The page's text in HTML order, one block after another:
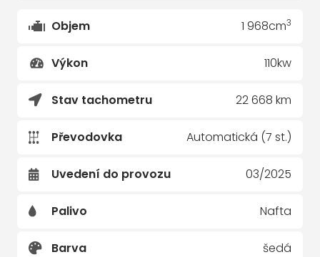
Objem 1 968cm3
Výkon 110kw
Stav tachometru 22 668 km
Převodovka Automatická (7 st.)
Uvedení do provozu 03/2025
Palivo Nafta
Barva šedá